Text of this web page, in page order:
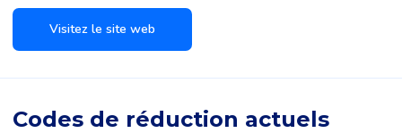
Visitez le site web
Codes de réduction actuels